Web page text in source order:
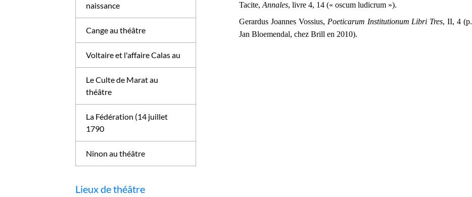
Tacite,Annales, livre 4, 14 (« oscum ludicrum »).
Gerardus Joannes Vossius, Poeticarum Institutionum Libri Tres, II, 4
Jan Bloemendal, chez Brill en 2010).
naissance
Cange au théâtre
Voltaire et l'affaire Calas au
Le Culte de Marat au
théâtre
La Fédération (14 juillet
1790
Ninon au théâtre
Lieux de théâtre